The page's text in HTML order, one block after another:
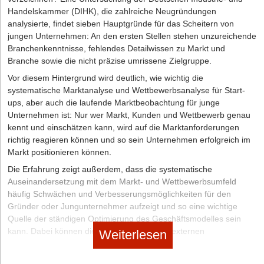
auf einer messbaren Einheit wie z. B. pro Transaktion, pro
Gigabyte Speicherplatz, pro Verbindung.
Freemium-Modell: du kombinierst zwei Angebote. Erst stellst du
ein Basisprodukt kostenlos zur Verfügung, um potenzielle
Kund*innen zu gewinnen und ihr Interesse zu wecken. Dann
Funktionen und Erweiterungen zu nutzen, für die
Endnutzer*innen aber extra bezahlen müssen.
Dieses Modell ermöglicht es, eine App als
Vertriebskanal zu nutzen, um verschiedene Produkte zu
Umsatz mit einem Produkt und produkt-begleitenden
Dienstleistungen. Dazu gehören in erster Linie technischer Support und
Wartung deines Softwareprodukts.
Nach Bereitstellungsmodell
Cloud: Ein Softwareprodukt wird über das Internet bereitgestellt,
das Kund*innen ohne Installation sofort nutzen können. Dieses
Handelskammer (DIHK), die zahlreiche Neugründungen
analysierte, findet sieben Hauptgründe für das Scheitern von
jungen Unternehmen: An den ersten Stellen stehen unzureichende
Branchenkenntnisse, fehlendes Detailwissen zu Markt und
Branche sowie die nicht präzise umrissene Zielgruppe.
Vor diesem Hintergrund wird deutlich, wie wichtig die
systematische Marktanalyse und Wettbewerbsanalyse für Start-
ups, aber auch die laufende Marktbeobachtung für junge
Unternehmen ist: Nur wer Markt, Kunden und Wettbewerb genau
kennt und einschätzen kann, wird auf die Marktanforderungen
richtig reagieren können und so sein Unternehmen erfolgreich im
Markt positionieren können.
Die Erfahrung zeigt außerdem, dass die systematische
Auseinandersetzung mit dem Markt- und Wettbewerbsumfeld
häufig Schwächen und Verbesserungsmöglichkeiten für den
Gründer oder Jungunternehmer aufzeigt und so eine wichtige
Quelle der ständigen Optimierung des Geschäftsmodelles sein
kann. Dabei können die Marktanalysen von externen
Weiterlesen